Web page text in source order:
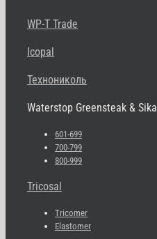
WP-T Trade
Icopal
Технониколь
Waterstop Greensteak & Sika
601-699
700-799
800-999
Tricosal
Tricomer
Elastomer